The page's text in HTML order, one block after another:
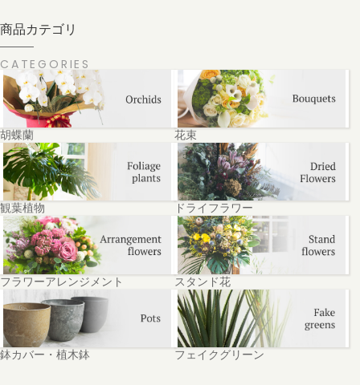
商品カテゴリ
CATEGORIES
胡蝶蘭 花束
観葉植物 ドライフラワー
フラワーアレンジメント スタンド花
鉢カバー・植木鉢 フェイクグリーン